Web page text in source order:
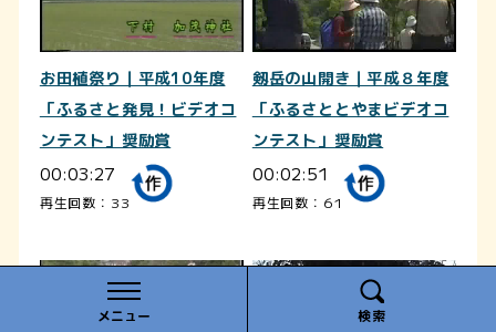
メニュー 検索
お田植祭り｜平成10年度
「ふるさと発見！ビデオコ
ンテスト」奨励賞
00:03:27
再生回数：33
剱岳の山開き｜平成８年度
「ふるさととやまビデオコ
ンテスト」奨励賞
00:02:51
再生回数：61